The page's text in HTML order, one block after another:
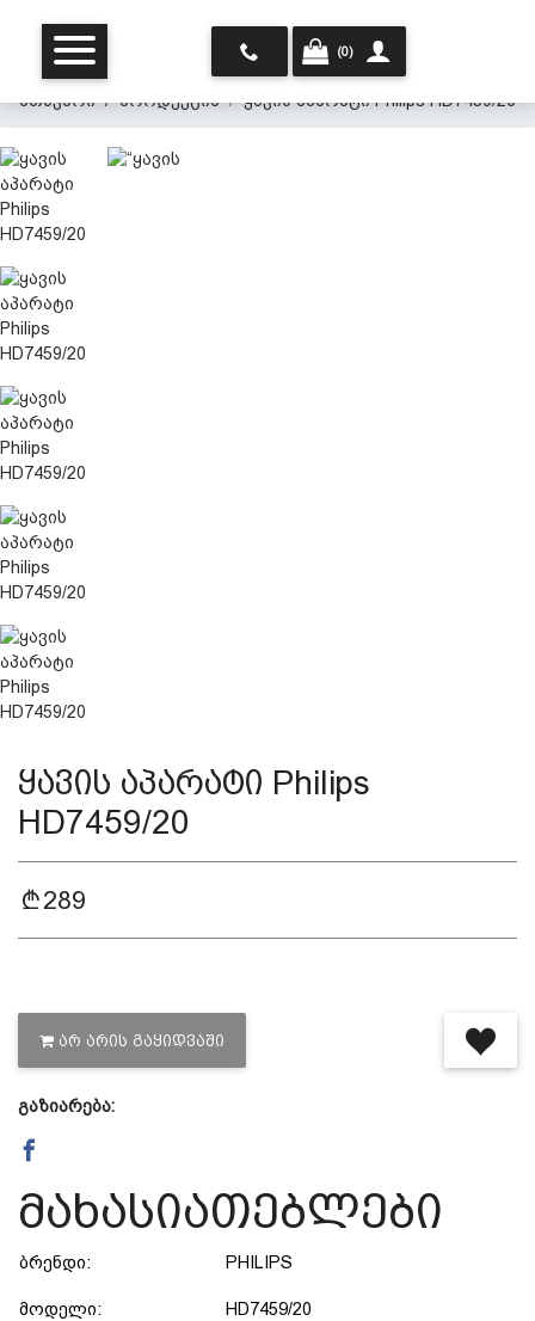
მთავარი
პროდუქცია
პერსონალურ მონაცემთა
დაცვის პოლიტიკა
მიწოდების პირობები
წესები და პირობები
(0)
მთავარი პროდუქცია ყავის აპარატი Philips HD7459/20
ყავის აპარატი Philips
HD7459/20
289
ᲐᲠ ᲐᲠᲘᲡ ᲒᲐᲧᲘᲓᲕᲐᲨᲘ
გაზიარება:
მახასიათებლები
ბრენდი: PHILIPS
მოდელი: HD7459/20